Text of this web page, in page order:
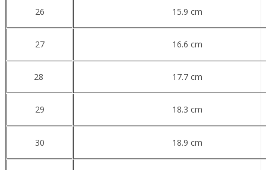
26 15.9 cm
27 16.6 cm
28 17.7 cm
29 18.3 cm
30 18.9 cm